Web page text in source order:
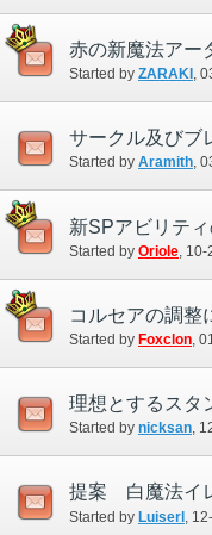
Started by ZARAKI ‎,
Started by Aramith‎,
新SPアビリテ
Started by Oriole ‎,
コルセアの調整
Started by Foxclon‎,
理想とするスタ
Started by nicksan‎,
Started by Luiserl ‎,